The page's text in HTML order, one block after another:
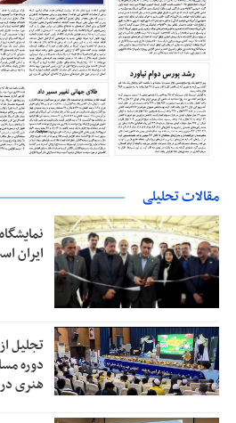
مقالات تحلیلی
ایران
تجلیل
دوره
هنری